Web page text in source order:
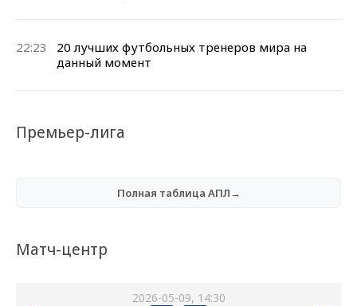
22:23
20 лучших футбольных тренеров мира на
данный момент
Премьер-лига
Полная таблица АПЛ→
Матч-центр
2026-05-09, 14:30